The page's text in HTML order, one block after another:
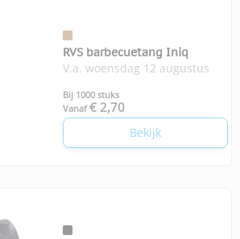
RVS barbecuetang Iniq
V.a. woensdag 12 augustus
Bij 1000 stuks
Vanaf € 2,70
Bekijk